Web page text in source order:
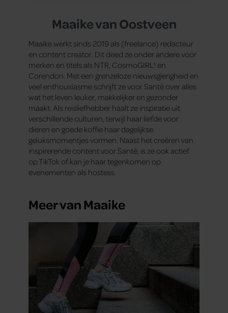
Maaike van Oostveen
Maaike werkt sinds 2019 als (freelance) redacteur
en content creator. Dit deed ze onder andere voor
merken en titels als NTR, CosmoGIRL! en
Corendon. Met een grenzeloze nieuwsgierigheid en
veel enthousiasme schrijft ze voor Santé over alles
wat het leven leuker, makkelijker en gezonder
maakt. Als reisliefhebber haalt ze inspiratie uit
verschillende culturen, terwijl haar liefde voor
dieren en goede koffie haar dagelijkse
geluksmomentjes vormen. Naast het creëren van
inspirerende content voor Santé, is ze ook actief
op TikTok of kan je haar tegenkomen op
evenementen als hostess.
Meer van Maaike